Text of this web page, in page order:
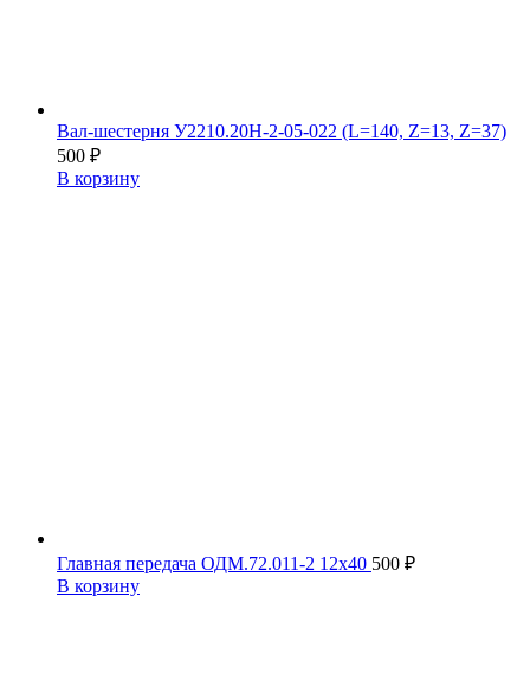
Вал-шестерня У2210.20Н-2-05-022 (L=140, Z=13, Z=37)
500 ₽
В корзину
Главная передача ОДМ.72.011-2 12х40 500 ₽
В корзину